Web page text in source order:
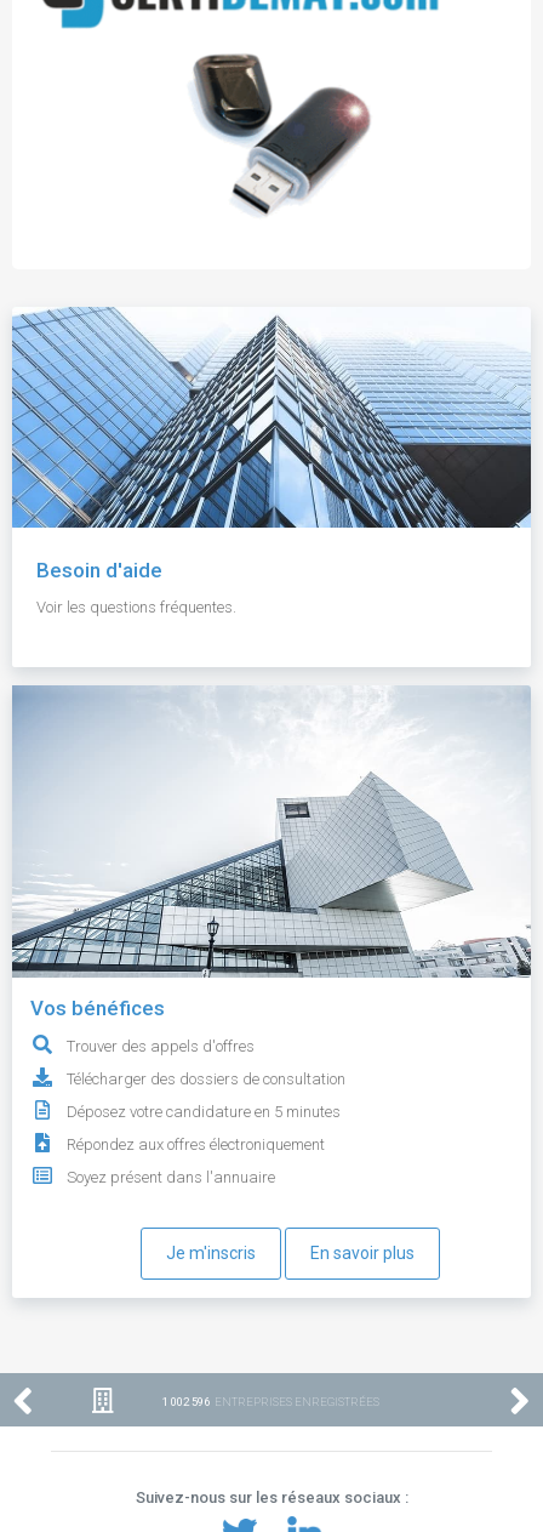
Besoin d'aide
Voir les questions fréquentes.
Vos bénéfices
Trouver des appels d'offres
Télécharger des dossiers de consultation
Déposez votre candidature en 5 minutes
Répondez aux offres électroniquement
Soyez présent dans l'annuaire
Je m'inscris En savoir plus
1 002 596 ENTREPRISES ENREGISTRÉES
Suivez-nous sur les réseaux sociaux :